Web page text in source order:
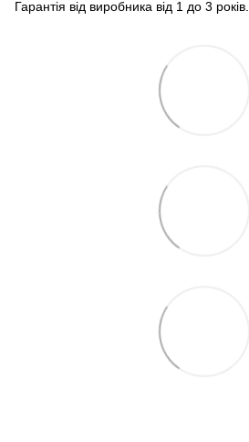
Гарантія від виробника від 1 до 3 років.